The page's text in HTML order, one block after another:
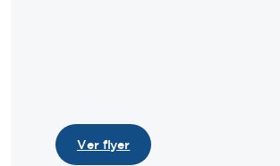
Ver flyer